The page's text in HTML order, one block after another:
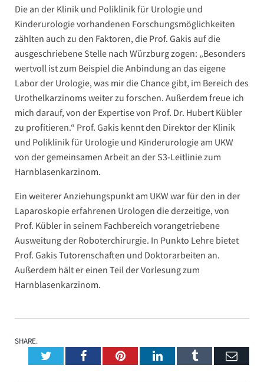
Die an der Klinik und Poliklinik für Urologie und
Kinderurologie vorhandenen Forschungsmöglichkeiten
zählten auch zu den Faktoren, die Prof. Gakis auf die
ausgeschriebene Stelle nach Würzburg zogen: „Besonders
wertvoll ist zum Beispiel die Anbindung an das eigene
Labor der Urologie, was mir die Chance gibt, im Bereich des
Urothelkarzinoms weiter zu forschen. Außerdem freue ich
mich darauf, von der Expertise von Prof. Dr. Hubert Kübler
zu profitieren.“ Prof. Gakis kennt den Direktor der Klinik
und Poliklinik für Urologie und Kinderurologie am UKW
von der gemeinsamen Arbeit an der S3-Leitlinie zum
Harnblasenkarzinom.
Ein weiterer Anziehungspunkt am UKW war für den in der
Laparoskopie erfahrenen Urologen die derzeitige, von
Prof. Kübler in seinem Fachbereich vorangetriebene
Ausweitung der Roboterchirurgie. In Punkto Lehre bietet
Prof. Gakis Tutorenschaften und Doktorarbeiten an.
Außerdem hält er einen Teil der Vorlesung zum
Harnblasenkarzinom.
SHARE.
TwitterFacebookPinterestLinkedInTumblr